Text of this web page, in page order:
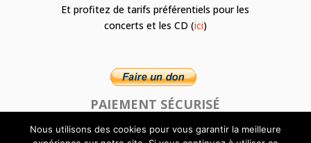
Et profitez de tarifs préférentiels pour les
concerts et les CD (ici)
PAIEMENT SÉCURISÉ
Nous utilisons des cookies pour vous garantir la meilleure